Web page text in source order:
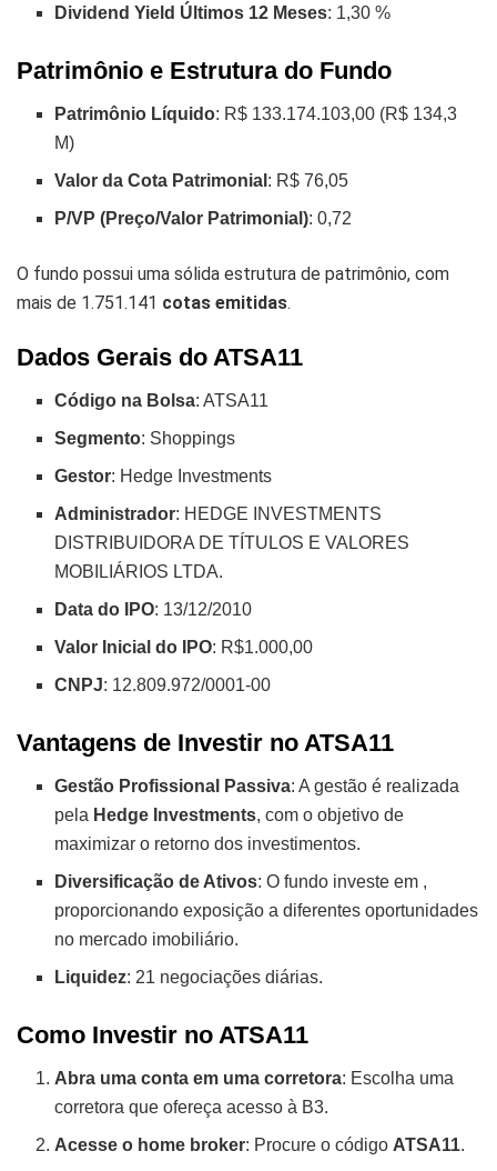
Dividend Yield Últimos 12 Meses: 1,30 %
Patrimônio e Estrutura do Fundo
Patrimônio Líquido: R$ 133.174.103,00 (R$ 134,3
M)
Valor da Cota Patrimonial : R$ 76,05
P/VP (Preço/Valor Patrimonial): 0,72
O fundo possui uma sólida estrutura de patrimônio, com
mais de 1.751.141 cotas emitidas.
Dados Gerais do ATSA11
Código na Bolsa: ATSA11
Segmento: Shoppings
Gestor: Hedge Investments
Administrador: HEDGE INVESTMENTS
DISTRIBUIDORA DE TÍTULOS E VALORES
MOBILIÁRIOS LTDA.
Data do IPO: 13/12/2010
Valor Inicial do IPO: R$1.000,00
CNPJ: 12.809.972/0001-00
Vantagens de Investir no ATSA11
Gestão Profissional Passiva: A gestão é realizada
pela Hedge Investments, com o objetivo de
maximizar o retorno dos investimentos.
Diversificação de Ativos: O fundo investe em ,
proporcionando exposição a diferentes oportunidades
no mercado imobiliário.
Liquidez: 21 negociações diárias.
Como Investir no ATSA11
Abra uma conta em uma corretora: Escolha uma
corretora que ofereça acesso à B3.
Acesse o home broker: Procure o código ATSA11.